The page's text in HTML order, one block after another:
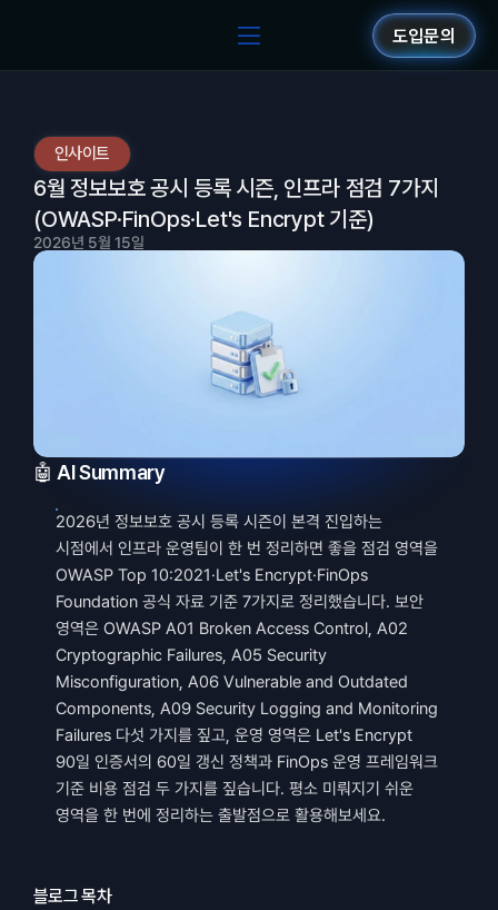
도입문의
인사이트
6월 정보보호 공시 등록 시즌, 인프라 점검 7가지
(OWASP·FinOps·Let's Encrypt 기준)
2026년 5월 15일
🤖 AI Summary
2026년 정보보호 공시 등록 시즌이 본격 진입하는
시점에서 인프라 운영팀이 한 번 정리하면 좋을 점검 영역을
OWASP Top 10:2021·Let's Encrypt·FinOps
Foundation 공식 자료 기준 7가지로 정리했습니다. 보안
영역은 OWASP A01 Broken Access Control, A02
Cryptographic Failures, A05 Security
Misconfiguration, A06 Vulnerable and Outdated
Components, A09 Security Logging and Monitoring
Failures 다섯 가지를 짚고, 운영 영역은 Let's Encrypt
90일 인증서의 60일 갱신 정책과 FinOps 운영 프레임워크
기준 비용 점검 두 가지를 짚습니다. 평소 미뤄지기 쉬운
영역을 한 번에 정리하는 출발점으로 활용해보세요.
블로그 목차